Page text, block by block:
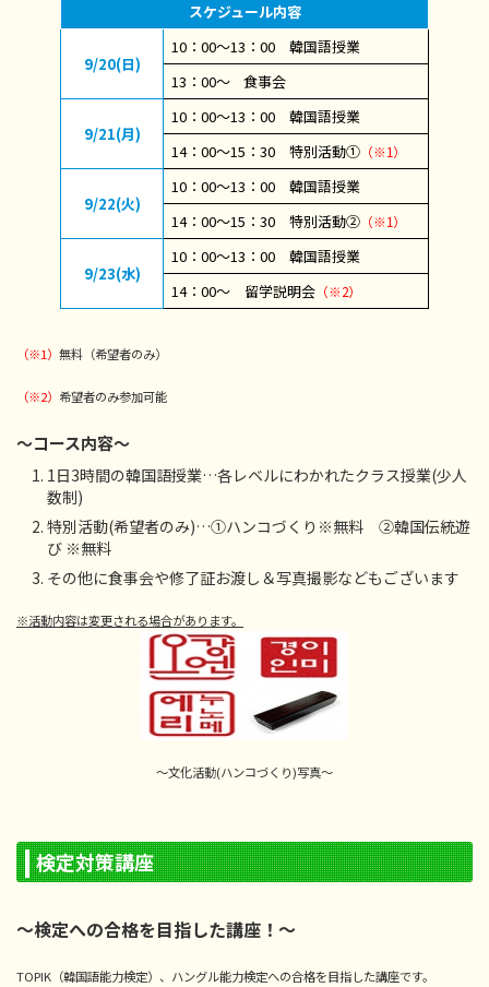
スケジュール内容
9/20(日)
10：00～13：00 韓国語授業
13：00～ 食事会
9/21(月)
10：00～13：00 韓国語授業
14：00～15：30 特別活動①（※1）
9/22(火)
10：00～13：00 韓国語授業
14：00～15：30 特別活動②（※1）
9/23(水)
10：00～13：00 韓国語授業
14：00～ 留学説明会（※2）
（※1） 無料（希望者のみ）
（※2） 希望者のみ参加可能
～コース内容～
1日3時間の韓国語授業…各レベルにわかれたクラス授業(少人
数制)
特別活動(希望者のみ)…①ハンコづくり※無料 ②韓国伝統遊
び ※無料
その他に食事会や修了証お渡し＆写真撮影などもございます
※活動内容は変更される場合があります。
～文化活動(ハンコづくり)写真～
検定対策講座
～検定への合格を目指した講座！～
TOPIK（韓国語能力検定）、ハングル能力検定への合格を目指した講座です。